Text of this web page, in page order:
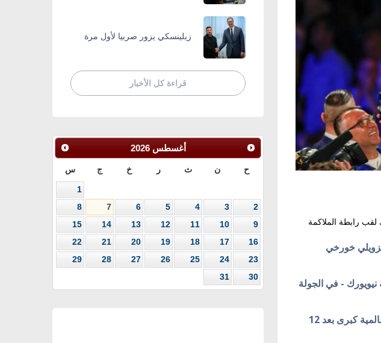
لقب رابطة الملاكمة
خورخي
- في الجولة
وبهذا الفوز يكون الملاكم الأوكراني ذو الثلاثين عاماً قد حقق رقماً قياسياً بإحرازه ثلاثة ألقاب عالمية كبرى بعد 12
زيلينسكي يزور صربيا لأول مرة
قراءة كل الأخبار
أغسطس 2026
ح ن ث ر خ ج س
1
2
3
4
5
6
7
8
9
10
11
12
13
14
15
16
17
18
19
20
21
22
23
24
25
26
27
28
29
30
31